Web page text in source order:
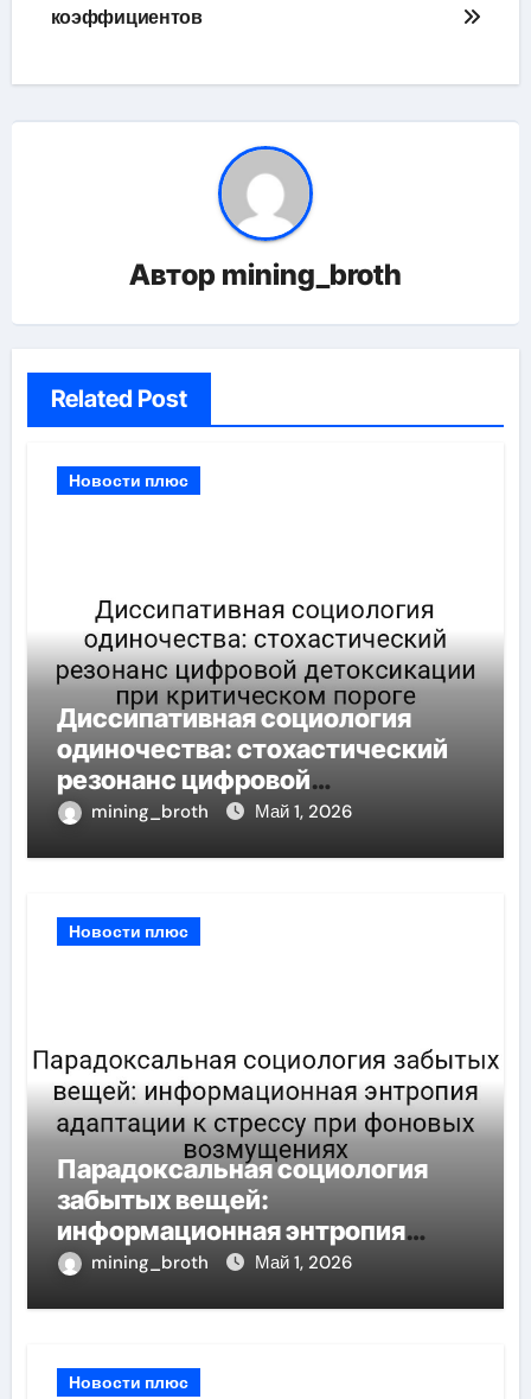
коэффициентов
Автор mining_broth
Related Post
Новости плюс
Диссипативная социология
одиночества: стохастический
резонанс цифровой
детоксикации при критическом
mining_broth Май 1, 2026
Новости плюс
Парадоксальная социология
забытых вещей:
информационная энтропия
адаптации к стрессу при
mining_broth Май 1, 2026
Новости плюс